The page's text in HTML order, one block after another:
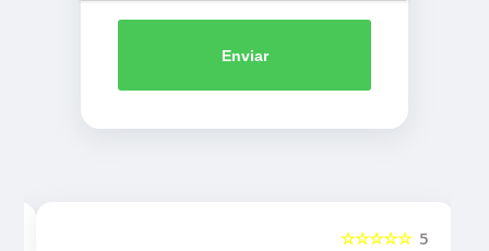
Enviar
5
☆☆☆☆☆